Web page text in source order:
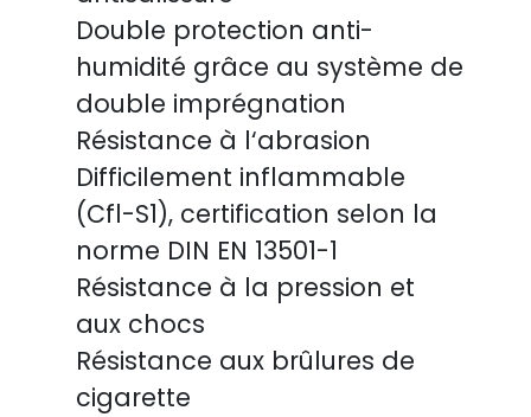
Double protection anti-
humidité grâce au système de
double imprégnation
Résistance à l‘abrasion
Difficilement inflammable
(Cfl-S1), certification selon la
norme DIN EN 13501-1
Résistance à la pression et
aux chocs
Résistance aux brûlures de
cigarette